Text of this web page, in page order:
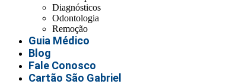
Diagnósticos
Odontologia
Remoção
Guia Médico
Blog
Fale Conosco
Cartão São Gabriel